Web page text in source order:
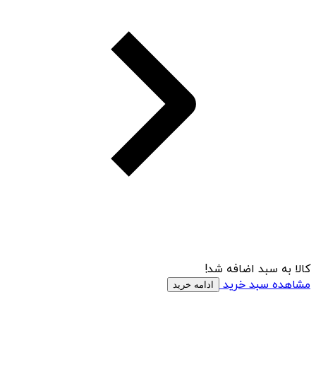
کالا به سبد اضافه شد!
مشاهده سبد خرید
ادامه خرید